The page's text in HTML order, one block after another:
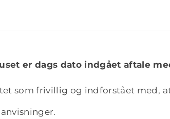
er dags dato indgået aftale
som frivillig og indforstået med,